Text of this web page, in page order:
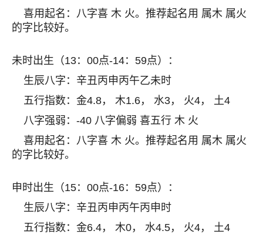
喜用起名：八字喜 木 火。推荐起名用 属木 属火
的字比较好。
未时出生（13：00点-14：59点）：
生辰八字：辛丑丙申丙午乙未时
五行指数：金4.8， 木1.6， 水3， 火4， 土4
八字强弱：-40 八字偏弱 喜五行 木 火
喜用起名：八字喜 木 火。推荐起名用 属木 属火
的字比较好。
申时出生（15：00点-16：59点）：
生辰八字：辛丑丙申丙午丙申时
五行指数：金6.4， 木0， 水4.5， 火4， 土4